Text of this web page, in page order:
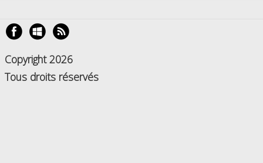
Copyright 2026
Tous droits réservés